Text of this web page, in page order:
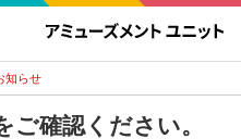
知らせ
ご確認ください。